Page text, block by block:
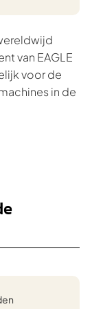
van EAGLE
voor de
in de